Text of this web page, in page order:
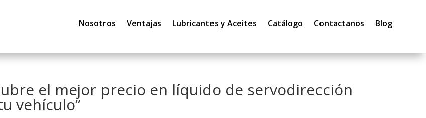
Nosotros Ventajas Lubricantes y Aceites Catálogo Contactanos Blog
el mejor precio en líquido de servodirección
vehículo”